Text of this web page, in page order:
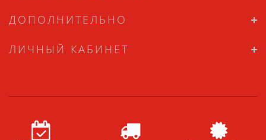
ДОПОЛНИТЕЛЬНО
ЛИЧНЫЙ КАБИНЕТ